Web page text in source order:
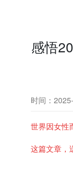
感悟
时间：
世界因女性
这篇文章，